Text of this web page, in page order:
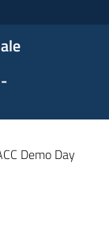
Demo Day